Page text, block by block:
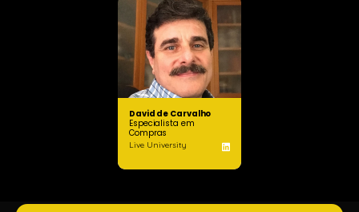
David de Carvalho
Especialista em
Compras
Live University